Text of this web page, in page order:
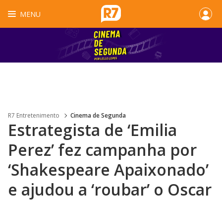
MENU
R7 Entretenimento Cinema de Segunda
Estrategista de ‘Emilia
Perez’ fez campanha por
‘Shakespeare Apaixonado’
e ajudou a ‘roubar’ o Oscar